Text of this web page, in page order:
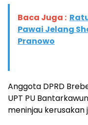
Baca Juga :
Pawai Jelang
Pranowo
Anggota DPRD
UPT PU
meninjau